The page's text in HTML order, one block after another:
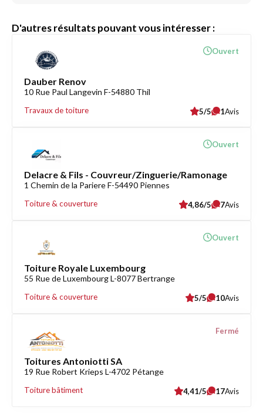
D'autres résultats pouvant vous intéresser :
Dauber Renov
10 Rue Paul Langevin F-54880 Thil
Travaux de toiture
Ouvert
5/5 1Avis
Delacre & Fils - Couvreur/Zinguerie/Ramonage
1 Chemin de la Pariere F-54490 Piennes
Toiture & couverture
Ouvert
4,86/5 7Avis
Toiture Royale Luxembourg
55 Rue de Luxembourg L-8077 Bertrange
Toiture & couverture
Ouvert
5/5 10Avis
Toitures Antoniotti SA
19 Rue Robert Krieps L-4702 Pétange
Toiture bâtiment
Fermé
4,41/5 17Avis